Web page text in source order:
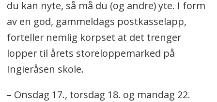
du kan nyte, så må du (og andre) yte. I form
av en god, gammeldags postkasselapp,
forteller nemlig korpset at det trenger
lopper til årets storeloppemarked på
Ingieråsen skole.
– Onsdag 17., torsdag 18. og mandag 22.